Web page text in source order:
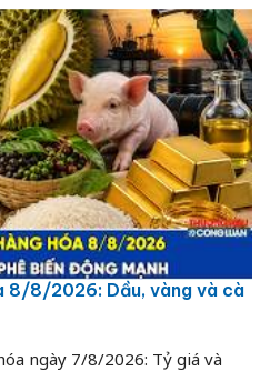
8/8/2026: Dầu, vàng và cà
ngày 7/8/2026: Tỷ giá và